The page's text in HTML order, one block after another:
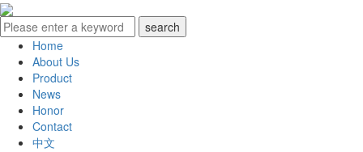
Home
About Us
Product
News
Honor
Contact
中文